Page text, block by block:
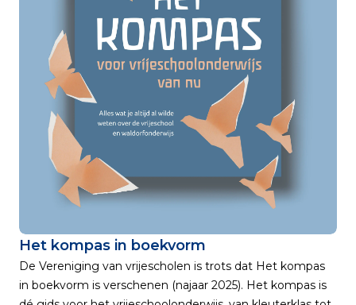
Het kompas in boekvorm
De Vereniging van vrijescholen is trots dat Het kompas
in boekvorm is verschenen (najaar 2025). Het kompas is